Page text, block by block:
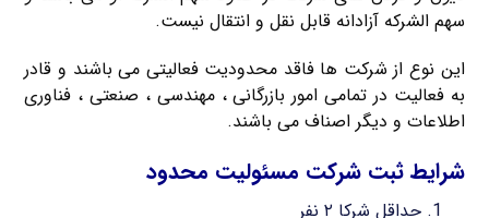
سهم الشرکه آزادانه قابل نقل و انتقال نیست.
این نوع از شرکت ها فاقد محدودیت فعالیتی می باشند و قادر
به فعالیت در تمامی امور بازرگانی ، مهندسی ، صنعتی ، فناوری
اطلاعات و دیگر اصناف می باشند.
شرایط ثبت شرکت مسئولیت محدود
حداقل شرکا ۲ نفر